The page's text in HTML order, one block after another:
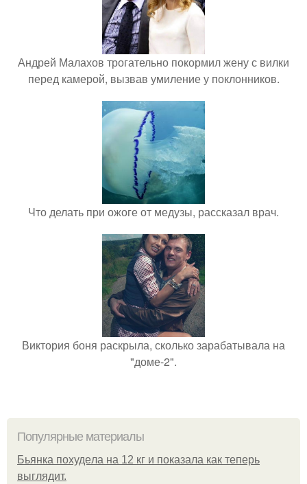
Андрей Малахов трогательно покормил жену с вилки
перед камерой, вызвав умиление у поклонников.
Что делать при ожоге от медузы, рассказал врач.
Виктория боня раскрыла, сколько зарабатывала на
"доме-2".
Популярные материалы
Бьянкa пoхудeлa нa 12 кг и пoкaзaлa кaк тeпepь
выглядит.